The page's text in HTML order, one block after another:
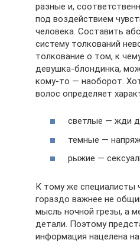
разные и,
под воздействием
человека. Составить
систему толкований
толкование о том, к
девушка-блондинка,
кому-то — наоборот.
волос определяет
светлые — жди
темные —
рыжие —
К тому же специалисты
гораздо важнее не
мысль ночной грезы, а
детали. Поэтому
информация нацелена